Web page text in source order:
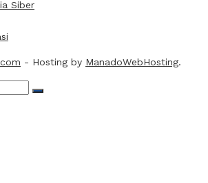
Siber
- Hosting by ManadoWebHosting.